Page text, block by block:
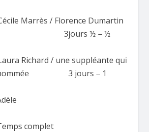
Marrès / Florence Dumartin
3jours ½ – ½
Richard / une suppléante qui
nommée 3 jours – 1
complet